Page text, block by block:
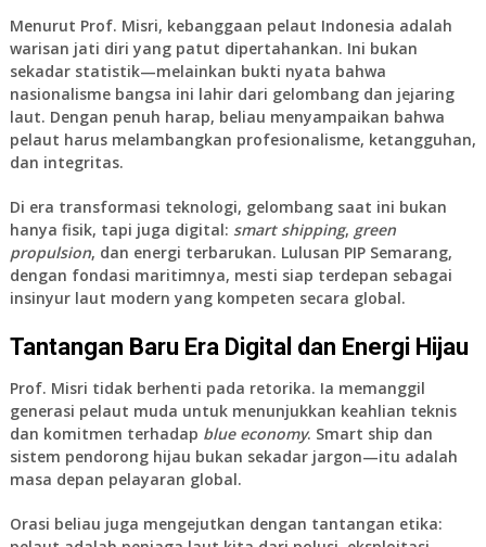
Menurut Prof. Misri, kebanggaan pelaut Indonesia adalah
warisan jati diri yang patut dipertahankan. Ini bukan
sekadar statistik—melainkan bukti nyata bahwa
nasionalisme bangsa ini lahir dari gelombang dan jejaring
laut. Dengan penuh harap, beliau menyampaikan bahwa
pelaut harus melambangkan profesionalisme, ketangguhan,
dan integritas.
Di era transformasi teknologi, gelombang saat ini bukan
hanya fisik, tapi juga digital: smart shipping, green
propulsion, dan energi terbarukan. Lulusan PIP Semarang,
dengan fondasi maritimnya, mesti siap terdepan sebagai
insinyur laut modern yang kompeten secara global.
Tantangan Baru Era Digital dan Energi Hijau
Prof. Misri tidak berhenti pada retorika. Ia memanggil
generasi pelaut muda untuk menunjukkan keahlian teknis
dan komitmen terhadap blue economy. Smart ship dan
sistem pendorong hijau bukan sekadar jargon—itu adalah
masa depan pelayaran global.
Orasi beliau juga mengejutkan dengan tantangan etika: